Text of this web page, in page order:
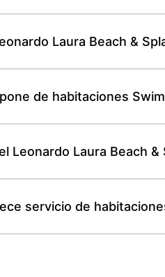
Laura Beach &
de habitaciones
Leonardo Laura Beach &
servicio de